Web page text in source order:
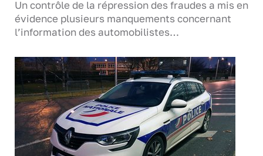
Un contrôle de la répression des fraudes a mis en
évidence plusieurs manquements concernant
l’information des automobilistes…